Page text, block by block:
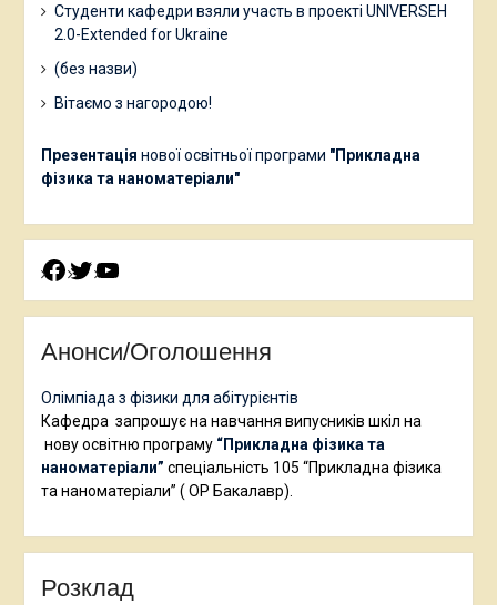
Студенти кафедри взяли участь в проекті UNIVERSEH
2.0-Extended for Ukraine
(без назви)
Вітаємо з нагородою!
Презентація нової освітньої програми "Прикладна
фізика та наноматеріали"
Facebook
Twitter
YouTube
Анонси/Оголошення
Олімпіада з фізики для абітурієнтів
Кафедра запрошує на навчання випусників шкіл на
нову освітню програму “Прикладна фізика та
наноматеріали” спеціальність 105 “Прикладна фізика
та наноматеріали” ( ОР Бакалавр).
Розклад